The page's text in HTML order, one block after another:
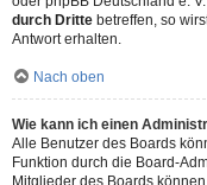
durch Dritte betreffen, so
Antwort erhalten.
Nach oben
Wie kann ich einen
Alle Benutzer des Boards
Funktion durch die Board-
Mitglieder des Boards